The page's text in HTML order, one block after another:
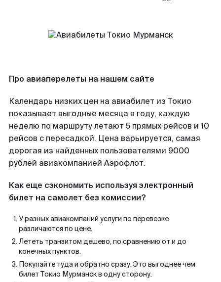
Про авиаперелеты на нашем сайте
Календарь низких цен на авиабилет из Токио
показывает выгодные месяца в году, каждую
неделю по маршруту летают 5 прямых рейсов и 10
рейсов с пересадкой. Цена варьируется, самая
дорогая из найденных пользователями 9000
рублей авиакомпанией Аэрофлот.
Как еще сэкономить используя электронный
билет на самолет без комиссии?
У разных авиакомпаний услуги по перевозке
различаются по цене.
Лететь транзитом дешево, по сравнению от и до
конечных пунктов.
Покупайте туда и обратно сразу. Это выгоднее чем
билет Токио Мурманск в одну сторону.